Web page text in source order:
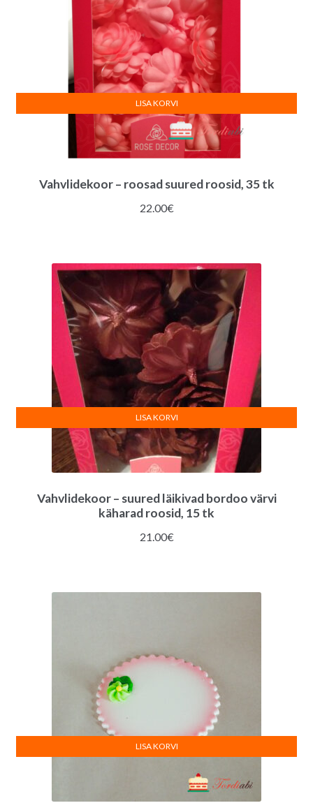
Vahvlidekoor – roosad suured roosid, 35 tk
22.00€
LISA KORVI
Vahvlidekoor – suured läikivad bordoo värvi
käharad roosid, 15 tk
21.00€
LISA KORVI
LISA KORVI